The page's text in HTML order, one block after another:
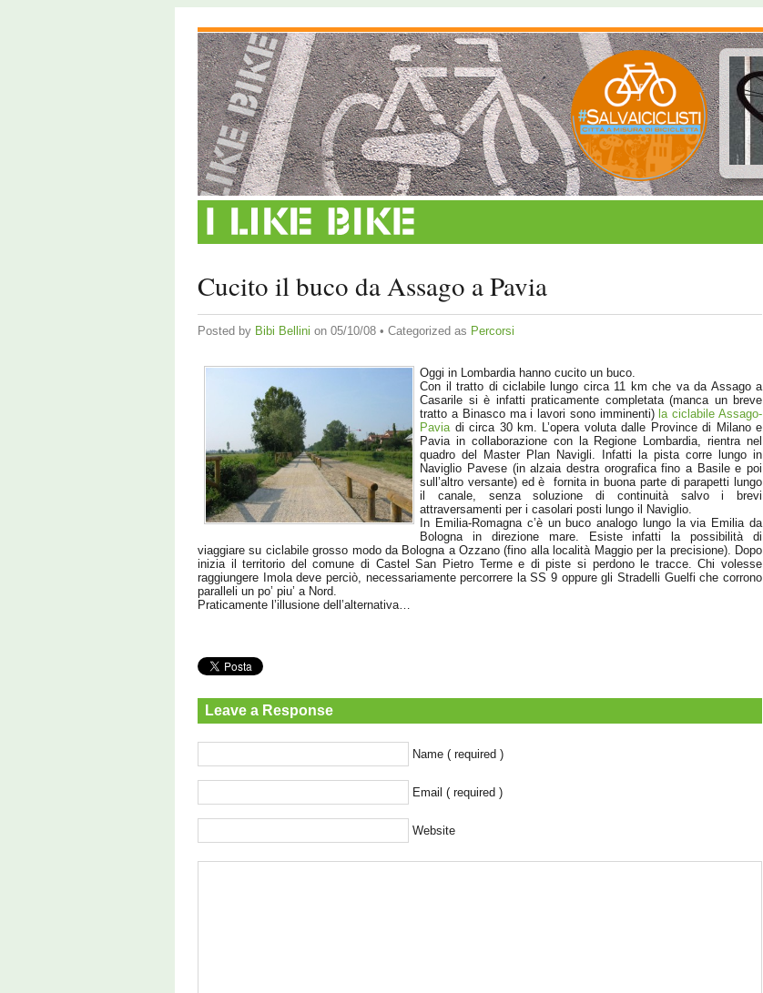
Cucito il buco da Assago a Pavia
Posted by Bibi Bellini on 05/10/08 • Categorized as Percorsi
Oggi in Lombardia hanno cucito un buco.
Con il tratto di ciclabile lungo circa 11 km che va da Assago a
Casarile si è infatti praticamente completata (manca un breve
tratto a Binasco ma i lavori sono imminenti) la ciclabile Assago-
Paviadi circa 30 km. L’opera voluta dalle Province di Milano e
Pavia in collaborazione con la Regione Lombardia, rientra nel
quadro del Master Plan Navigli. Infatti la pista corre lungo in
Naviglio Pavese (in alzaia destra orografica fino a Basile e poi
sull’altro versante) ed è fornita in buona parte di parapetti lungo
il canale, senza soluzione di continuità salvo i brevi
attraversamenti per i casolari posti lungo il Naviglio.
In Emilia-Romagna c’è un buco analogo lungo la via Emilia da
Bologna in direzione mare. Esiste infatti la possibilità di
viaggiare su ciclabile grosso modo da Bologna a Ozzano (fino alla località Maggio per la precisione). Dopo
inizia il territorio del comune di Castel San Pietro Terme e di piste si perdono le tracce. Chi volesse
raggiungere Imola deve perciò, necessariamente percorrere la SS 9 oppure gli Stradelli Guelfi che corrono
paralleli un po’ piu’ a Nord.
Praticamente l’illusione dell’alternativa…
Leave a Response
Name ( required )
Email ( required )
Website